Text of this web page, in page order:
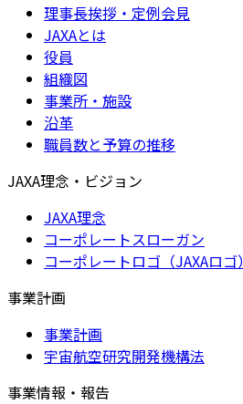
理事長挨拶・定例会見
JAXAとは
役員
組織図
事業所・施設
沿革
職員数と予算の推移
JAXA理念・ビジョン
JAXA理念
コーポレートスローガン
コーポレートロゴ（JAXAロゴ）
事業計画
事業計画
宇宙航空研究開発機構法
事業情報・報告